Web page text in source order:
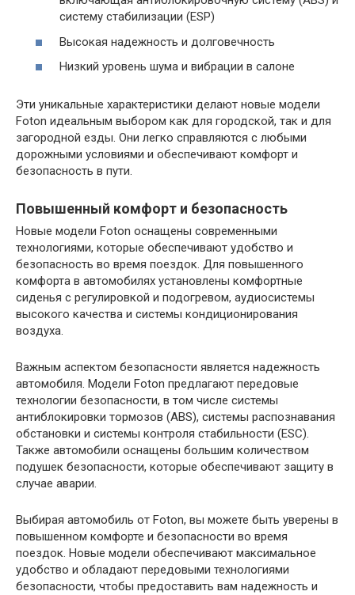
систему стабилизации (ESP)
Высокая надежность и долговечность
Низкий уровень шума и вибрации в салоне
Эти уникальные характеристики делают новые модели
Foton идеальным выбором как для городской, так и для
загородной езды. Они легко справляются с любыми
дорожными условиями и обеспечивают комфорт и
безопасность в пути.
Повышенный комфорт и безопасность
Новые модели Foton оснащены современными
технологиями, которые обеспечивают удобство и
безопасность во время поездок. Для повышенного
комфорта в автомобилях установлены комфортные
сиденья с регулировкой и подогревом, аудиосистемы
высокого качества и системы кондиционирования
воздуха.
Важным аспектом безопасности является надежность
автомобиля. Модели Foton предлагают передовые
технологии безопасности, в том числе системы
антиблокировки тормозов (ABS), системы распознавания
обстановки и системы контроля стабильности (ESC).
Также автомобили оснащены большим количеством
подушек безопасности, которые обеспечивают защиту в
случае аварии.
Выбирая автомобиль от Foton, вы можете быть уверены в
повышенном комфорте и безопасности во время
поездок. Новые модели обеспечивают максимальное
удобство и обладают передовыми технологиями
безопасности, чтобы предоставить вам надежность и